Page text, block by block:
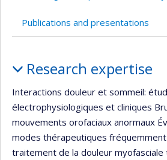
recherche
Publications and presentations
Research expertise
Interactions douleur et sommeil:
électrophysiologiques et cliniques
mouvements orofaciaux anormaux
modes thérapeutiques
traitement de la douleur myofasciale